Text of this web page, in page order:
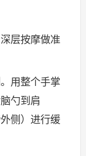
层按摩做准
用整个手掌
勺到肩
侧）进行缓